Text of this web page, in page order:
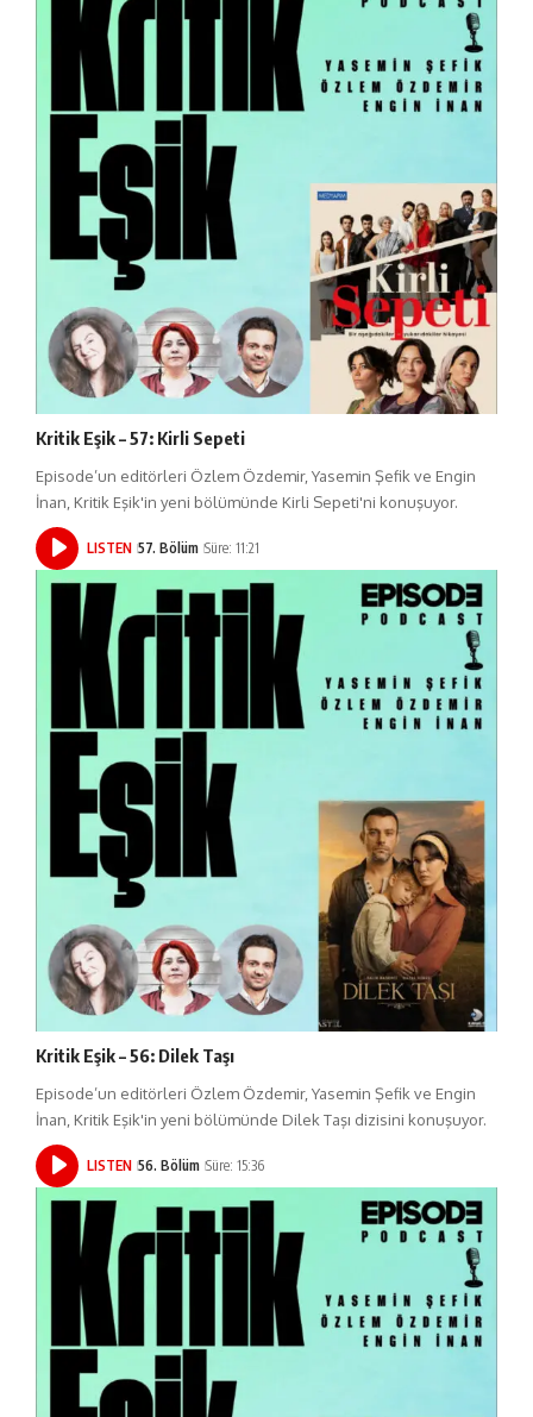
Kritik Eşik – 57: Kirli Sepeti
Episode’un editörleri Özlem Özdemir, Yasemin Şefik ve Engin
İnan, Kritik Eşik'in yeni bölümünde Kirli Sepeti'ni konuşuyor.
LISTEN 57. Bölüm Süre: 11:21
Kritik Eşik – 56: Dilek Taşı
Episode’un editörleri Özlem Özdemir, Yasemin Şefik ve Engin
İnan, Kritik Eşik'in yeni bölümünde Dilek Taşı dizisini konuşuyor.
LISTEN 56. Bölüm Süre: 15:36